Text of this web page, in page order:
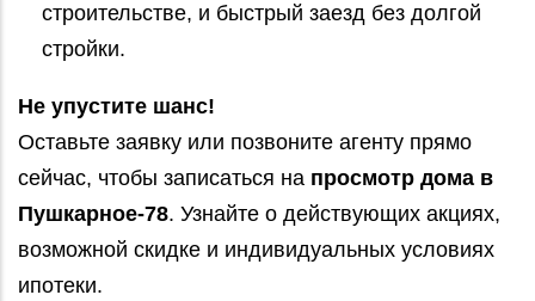
строительстве, и быстрый заезд без долгой
стройки.
Не упустите шанс!
Оставьте заявку или позвоните агенту прямо
сейчас, чтобы записаться на просмотр дома в
Пушкарное‑78. Узнайте о действующих акциях,
возможной скидке и индивидуальных условиях
ипотеки.